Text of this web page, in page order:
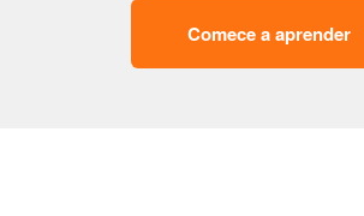
Comece a aprender